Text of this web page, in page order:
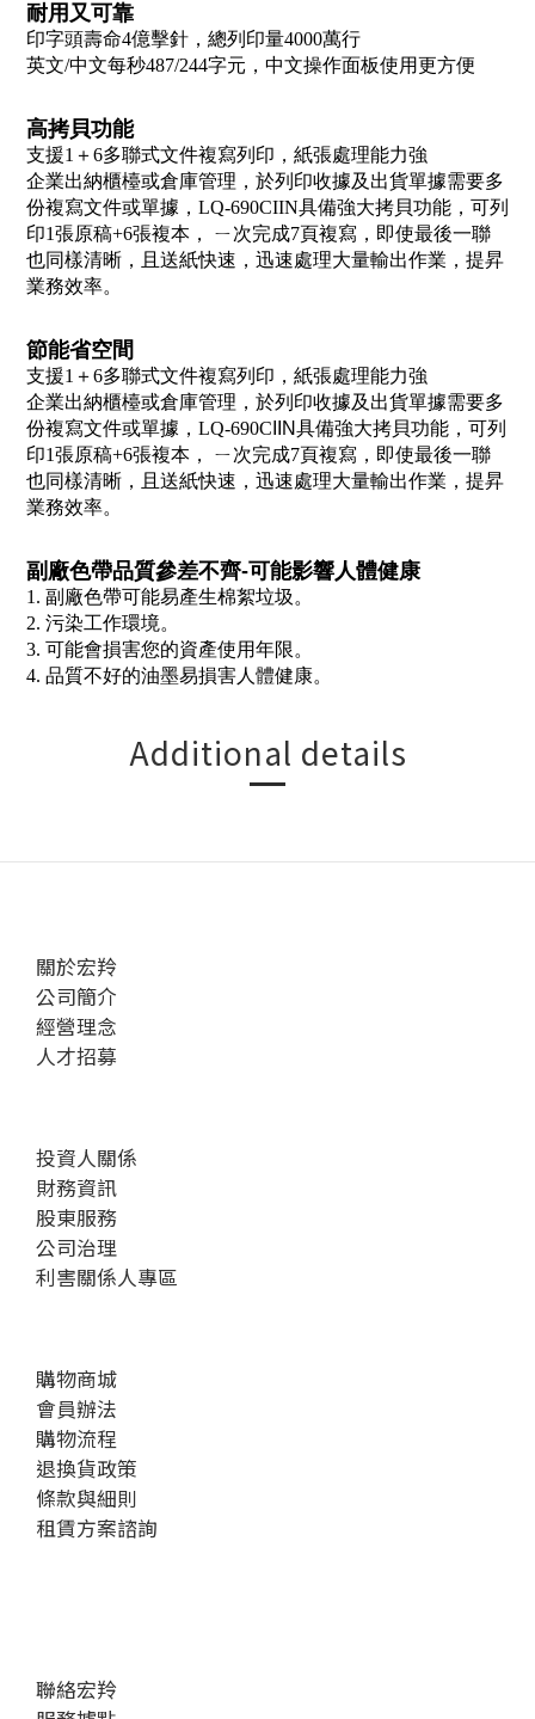
耐用又可靠
印字頭壽命4億擊針，總列印量4000萬行
英文/中文每秒487/244字元，中文操作面板使用更方便
高拷貝功能
支援1＋6多聯式文件複寫列印，紙張處理能力強
企業出納櫃檯或倉庫管理，於列印收據及出貨單據需要多
份複寫文件或單據，LQ-690CIIN具備強大拷貝功能，可列
印1張原稿+6張複本， ㄧ次完成7頁複寫，即使最後一聯
也同樣清晰，且送紙快速，迅速處理大量輸出作業，提昇
業務效率。
節能省空間
支援1＋6多聯式文件複寫列印，紙張處理能力強
企業出納櫃檯或倉庫管理，於列印收據及出貨單據需要多
份複寫文件或單據，LQ-690C IIN具備強大拷貝功能，可列
印1張原稿+6張複本， ㄧ次完成7頁複寫，即使最後一聯
也同樣清晰，且送紙快速，迅速處理大量輸出作業，提昇
業務效率。
副廠色帶品質參差不齊-可能影響人體健康
1. 副廠色帶可能易產生棉絮垃圾。
2. 污染工作環境。
3. 可能會損害您的資產使用年限。
4. 品質不好的油墨易損害人體健康。
Additional details
關於宏羚
公司簡介
經營理念
人才招募
投資人關係
財務資訊
股東服務
公司治理
利害關係人專區
購物商城
會員辦法
購物流程
退換貨政策
條款與細則
租賃方案諮詢
聯絡宏羚